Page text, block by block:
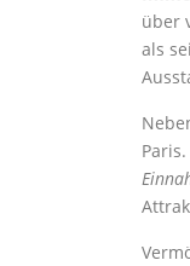
über
als